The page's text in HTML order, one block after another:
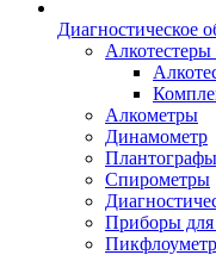
Диагностическое
Алкометры
Динамометр
Плантографы
Спирометры
Приборы для